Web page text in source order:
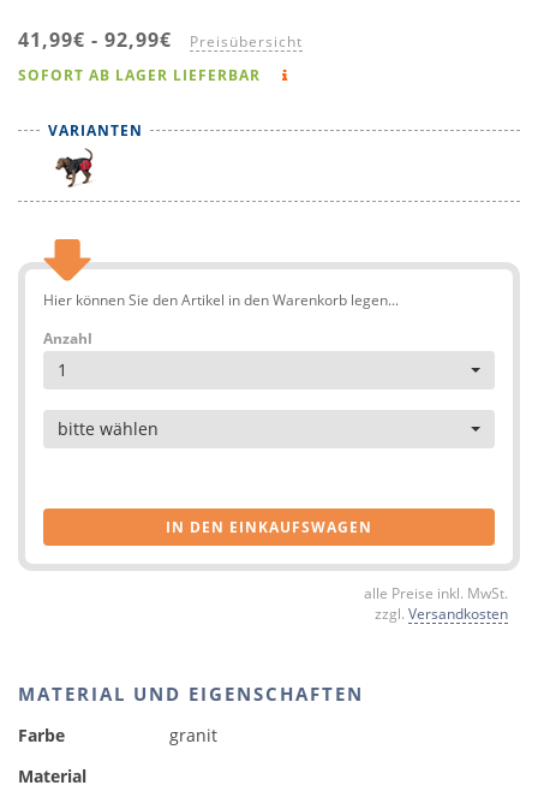
41,99€ - 92,99€ Preisübersicht
SOFORT AB LAGER LIEFERBAR
VARIANTEN
Hier können Sie den Artikel in den Warenkorb legen...
Anzahl
1
Artikel
bitte wählen
IN DEN EINKAUFSWAGEN
alle Preise inkl. MwSt.
zzgl. Versandkosten
MATERIAL UND EIGENSCHAFTEN
Farbe
granit
Material